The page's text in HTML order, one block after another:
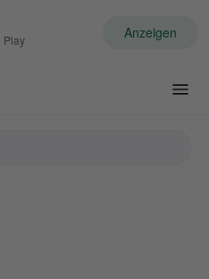
Play Anzeigen